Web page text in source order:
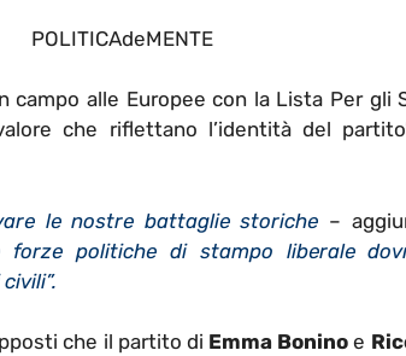
POLITICAdeMENTE
campo alle Europee con la Lista Per gli
che riflettano l’identità del
le nostre battaglie storiche –
forze politiche di stampo liberale
che il partito di Emma Bonino e